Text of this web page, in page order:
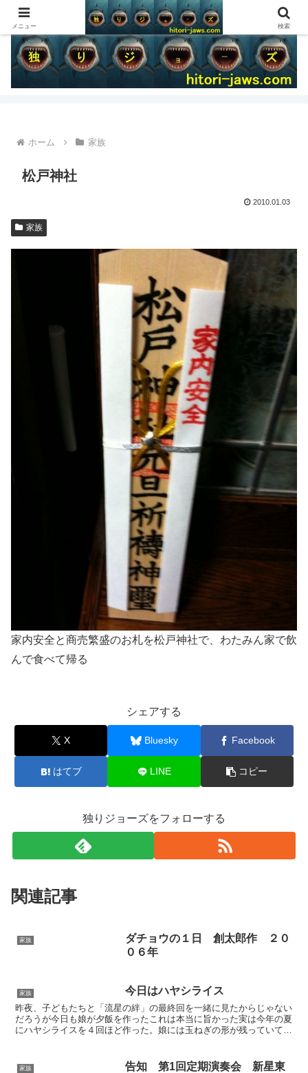
ホーム 家族
松戸神社
2010.01.03
家族
家内安全と商売繁盛のお札を松戸神社で、わたみん家で飲
んで食べて帰る
シェアする
X Bluesky Facebook
はてブ LINE コピー
独りジョーズをフォローする
関連記事
家族
ダチョウの１日 創太郎作 ２０
０６年
家族 今日はハヤシライス
昨夜、子どもたちと「流星の絆」の最終回を一緒に見たからじゃない
だろうが今日も娘が夕飯を作ったこれは本当に旨かった実は今年の夏
にハヤシライスを４回ほど作った。娘には玉ねぎの形が残っていて、
家族
告知 第1回定期演奏会 新星東
メニュー 検索